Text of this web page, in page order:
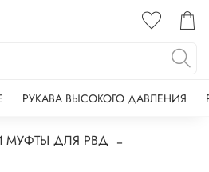
РУКАВА ВЫСОКОГО ДАВЛЕНИЯ
МУФТЫ ДЛЯ РВД